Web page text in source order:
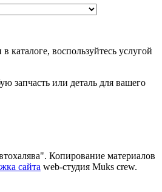
каталоге, воспользуйтесь услугой
запчасть или деталь для вашего
Копирование материалов
сайта web-студия Muks crew.